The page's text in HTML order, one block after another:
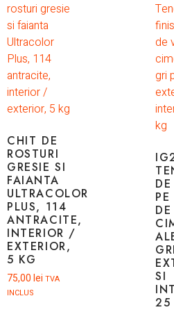
CHIT DE
ROSTURI
GRESIE SI
FAIANTA
ULTRACOLOR
PLUS, 114
ANTRACITE,
INTERIOR /
EXTERIOR,
5 KG
75,00 lei TVA
INCLUS
SI
25